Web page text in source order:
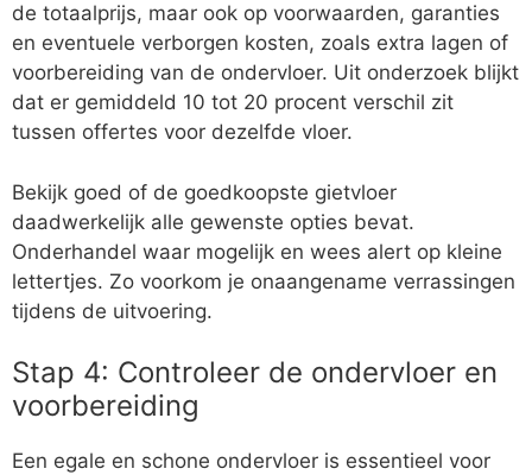
de totaalprijs, maar ook op voorwaarden, garanties
en eventuele verborgen kosten, zoals extra lagen of
voorbereiding van de ondervloer. Uit onderzoek blijkt
dat er gemiddeld 10 tot 20 procent verschil zit
tussen offertes voor dezelfde vloer.
Bekijk goed of de goedkoopste gietvloer
daadwerkelijk alle gewenste opties bevat.
Onderhandel waar mogelijk en wees alert op kleine
lettertjes. Zo voorkom je onaangename verrassingen
tijdens de uitvoering.
Stap 4: Controleer de ondervloer en
voorbereiding
Een egale en schone ondervloer is essentieel voor